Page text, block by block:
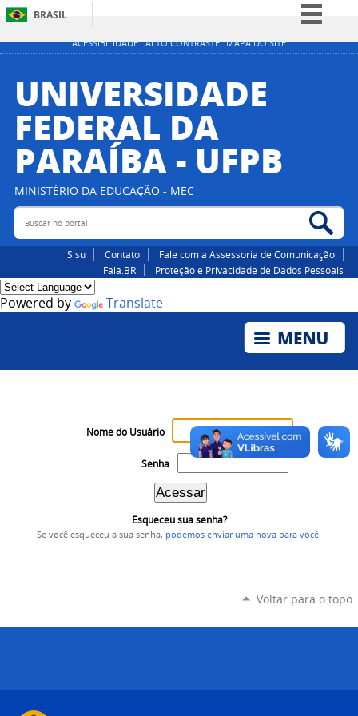
ACESSIBILIDADE ALTO CONTRASTE MAPA DO SITE
BRASIL
Simplifique!
Participe
Acesso à informação
Canais
UNIVERSIDADE
FEDERAL DA
PARAÍBA - UFPB
MINISTÉRIO DA EDUCAÇÃO - MEC
Buscar no portal
Sisu Contato
Fale com a Assessoria de Comunicação
Fala.BR
Proteção e Privacidade de Dados Pessoais
Powered by Translate
Nome do Usuário
Senha
Esqueceu sua senha?
Se você esqueceu a sua senha, podemos enviar uma nova para você
Voltar para o topo